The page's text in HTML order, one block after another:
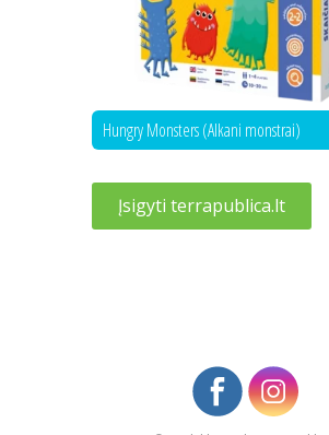
Hungry Monsters (Alkani monstrai)
Įsigyti terrapublica.lt